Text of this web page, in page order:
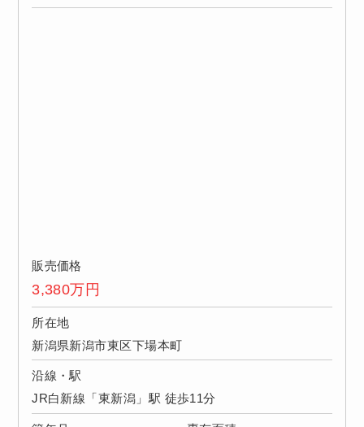
販売価格
3,380万円
所在地
新潟県新潟市東区下場本町
沿線・駅
JR白新線「東新潟」駅 徒歩11分